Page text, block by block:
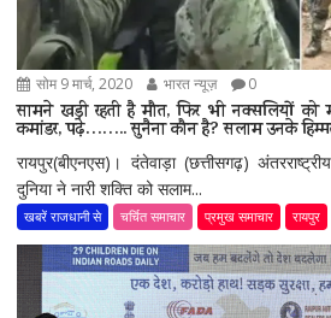
सोम 9 मार्च, 2020 भारत न्यूज़ 0
सामने खड़ी रहती है मौत, फिर भी नक्सलियों को
कमांडर, पढ़े…….. सुनैना कौन है? सलाम उनके
रायपुर(बीएनएस)। दंतेवाड़ा (छत्तीसगढ़)
दुनिया ने नारी शक्ति को सलाम...
खबरें राजधानी से चर्चित समाचार प्रमुख समाचार रायपुर